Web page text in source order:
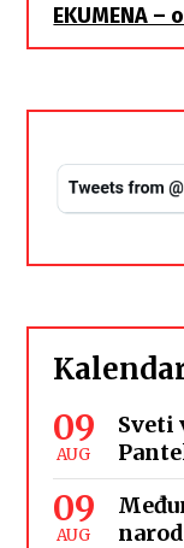
EKUMENA
09
AUG
Sveti
09
AUG